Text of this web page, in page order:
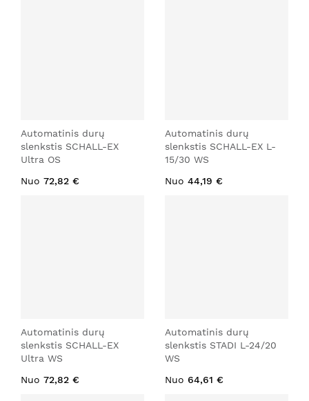
Automatinis durų
slenkstis SCHALL-EX
Ultra OS
Nuo 72,82 €
Automatinis durų
slenkstis SCHALL-EX L-
15/30 WS
Nuo 44,19 €
Automatinis durų
slenkstis SCHALL-EX
Ultra WS
Nuo 72,82 €
Automatinis durų
slenkstis STADI L-24/20
WS
Nuo 64,61 €